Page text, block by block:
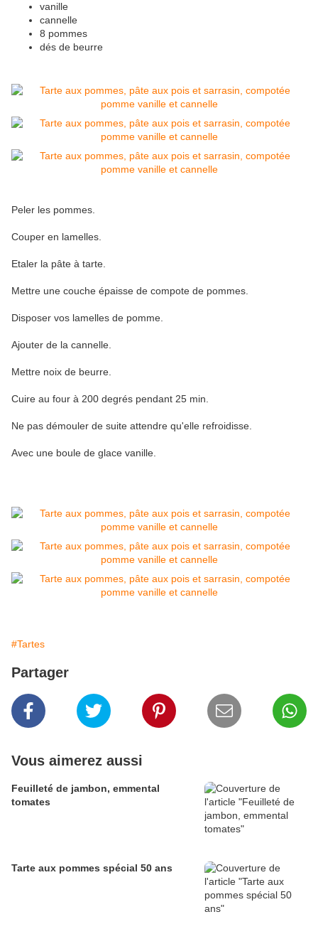
vanille
cannelle
8 pommes
dés de beurre
Peler les pommes.
Couper en lamelles.
Etaler la pâte à tarte.
Mettre une couche épaisse de compote de pommes.
Disposer vos lamelles de pomme.
Ajouter de la cannelle.
Mettre noix de beurre.
Cuire au four à 200 degrés pendant 25 min.
Ne pas démouler de suite attendre qu'elle refroidisse.
Avec une boule de glace vanille.
#Tartes
Partager
Vous aimerez aussi
Feuilleté de jambon, emmental
tomates
Tarte aux pommes spécial 50 ans